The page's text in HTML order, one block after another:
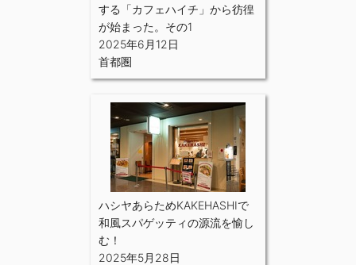
する「カフェハイチ」から彷徨
が始まった。その1
2025年6月12日
首都圏
ハシヤあらためKAKEHASHIで
和風スパゲッティの源流を愉し
む！
2025年5月28日